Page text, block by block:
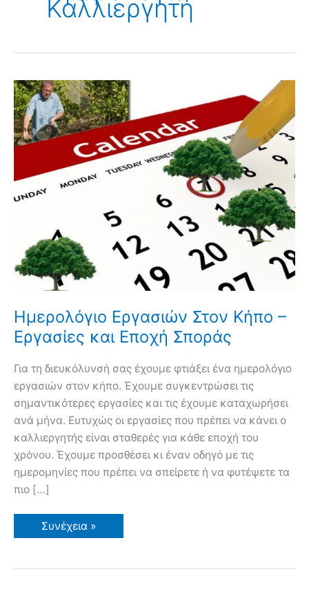
Καλλιεργητή
Ημερολόγιο Εργασιών Στον Κήπο –
Εργασίες και Εποχή Σποράς
Για τη διευκόλυνσή σας έχουμε φτιάξει ένα ημερολόγιο
εργασιών στον κήπο. Έχουμε συγκεντρώσει τις
σημαντικότερες εργασίες και τις έχουμε καταχωρήσει
ανά μήνα. Ευτυχώς οι εργασίες που πρέπει να κάνει ο
καλλιεργητής είναι σταθερές για κάθε εποχή του
χρόνου. Έχουμε προσθέσει κι έναν οδηγό με τις
ημερομηνίες που πρέπει να σπείρετε ή να φυτέψετε τα
πιο […]
Ημερολόγιο
Εργασιών
–
Συνέχεια »